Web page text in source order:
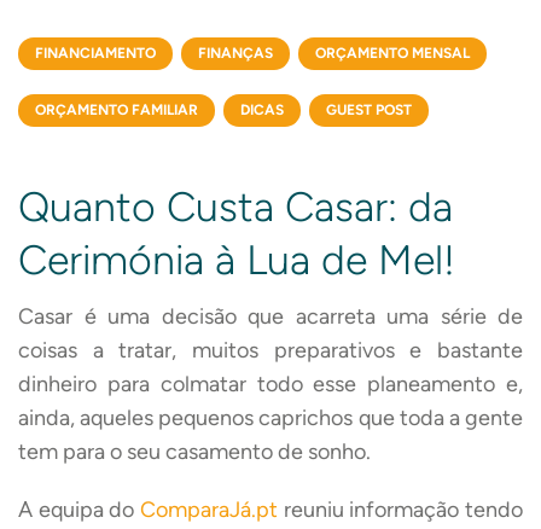
FINANCIAMENTO FINANÇAS ORÇAMENTO MENSAL
ORÇAMENTO FAMILIAR DICAS GUEST POST
Quanto Custa Casar: da
Cerimónia à Lua de Mel!
Casar é uma decisão que acarreta uma série de
coisas a tratar, muitos preparativos e bastante
dinheiro para colmatar todo esse planeamento e,
ainda, aqueles pequenos caprichos que toda a gente
tem para o seu casamento de sonho.
A equipa do ComparaJá.pt reuniu informação tendo